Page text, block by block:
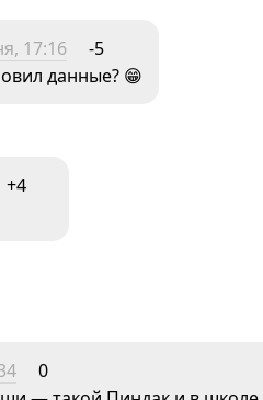
17:16
-5
данные? 😁
+4
0